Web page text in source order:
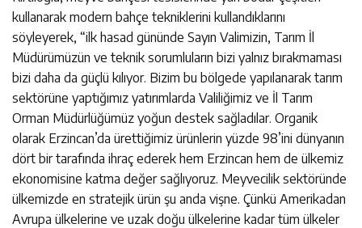
kullanarak modern bahçe tekniklerini kullandıklarını
söyleyerek, “ilk hasad gününde Sayın Valimizin, Tarım İl
Müdürümüzün ve teknik sorumluların bizi yalnız bırakmaması
bizi daha da güçlü kılıyor. Bizim bu bölgede yapılanarak tarım
sektörüne yaptığımız yatırımlarda Valiliğimiz ve İl Tarım
Orman Müdürlüğümüz yoğun destek sağladılar. Organik
olarak Erzincan’da ürettiğimiz ürünlerin yüzde 98’ini dünyanın
dört bir tarafında ihraç ederek hem Erzincan hem de ülkemiz
ekonomisine katma değer sağlıyoruz. Meyvecilik sektöründe
ülkemizde en stratejik ürün şu anda vişne. Çünkü Amerikadan
Avrupa ülkelerine ve uzak doğu ülkelerine kadar tüm ülkeler